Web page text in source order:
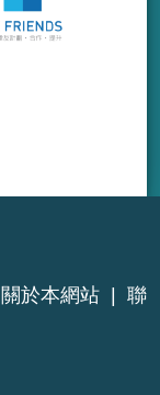
關於本網站
聯